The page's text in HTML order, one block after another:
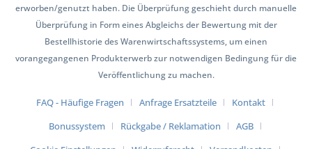
erworben/genutzt haben. Die Überprüfung geschieht durch manuelle
Überprüfung in Form eines Abgleichs der Bewertung mit der
Bestellhistorie des Warenwirtschaftssystems, um einen
vorangegangenen Produkterwerb zur notwendigen Bedingung für die
Veröffentlichung zu machen.
FAQ - Häufige Fragen Anfrage Ersatzteile
Kontakt
Bonussystem
Rückgabe / Reklamation
AGB